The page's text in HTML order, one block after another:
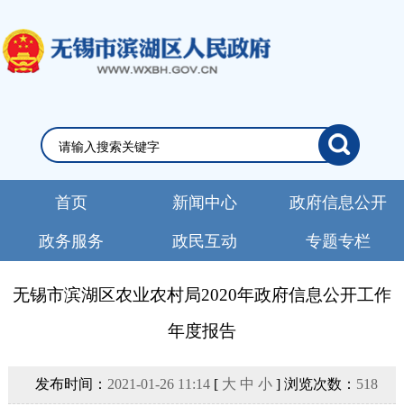
首页 新闻中心 政府信息公开
政务服务 政民互动 专题专栏
无锡市滨湖区农业农村局2020年政府信息公开工作
年度报告
发布时间： 2021-01-26 11:14[ 大 中 小] 浏览次数： 518